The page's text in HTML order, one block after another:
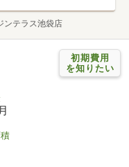
ンテラス池袋店
初期費用
を知りたい